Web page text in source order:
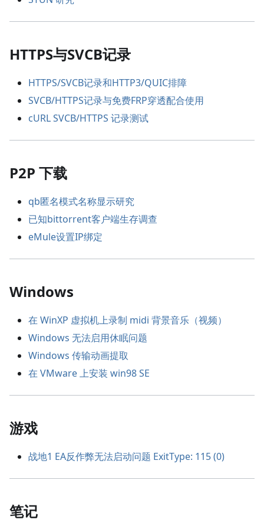
HTTPS与SVCB记录
HTTPS/SVCB记录和HTTP3/QUIC排障
SVCB/HTTPS记录与免费FRP穿透配合使用
cURL SVCB/HTTPS 记录测试
P2P 下载
qb匿名模式名称显示研究
已知bittorrent客户端生存调查
eMule设置IP绑定
Windows
在 WinXP 虚拟机上录制 midi 背景音乐（视频）
Windows 无法启用休眠问题
Windows 传输动画提取
在 VMware 上安装 win98 SE
游戏
战地1 EA反作弊无法启动问题 ExitType: 115 (0)
笔记